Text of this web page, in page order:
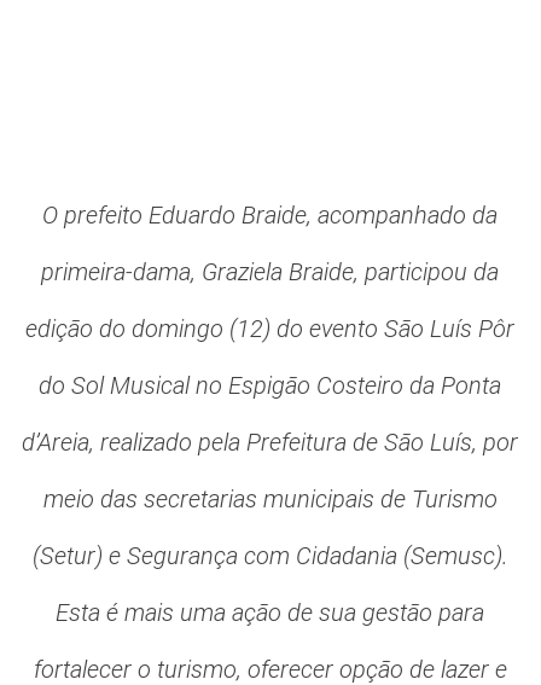
O prefeito Eduardo Braide, acompanhado da
primeira-dama, Graziela Braide, participou da
edição do domingo (12) do evento São Luís Pôr
do Sol Musical no Espigão Costeiro da Ponta
d’Areia, realizado pela Prefeitura de São Luís, por
meio das secretarias municipais de Turismo
(Setur) e Segurança com Cidadania (Semusc).
Esta é mais uma ação de sua gestão para
fortalecer o turismo, oferecer opção de lazer e